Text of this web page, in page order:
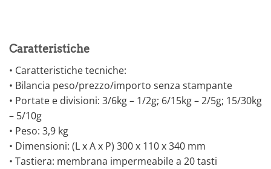
Caratteristiche
• Caratteristiche tecniche:
• Bilancia peso/prezzo/importo senza stampante
• Portate e divisioni: 3/6kg – 1/2g; 6/15kg – 2/5g; 15/30kg
– 5/10g
• Peso: 3,9 kg
• Dimensioni: (L x A x P) 300 x 110 x 340 mm
• Tastiera: membrana impermeabile a 20 tasti